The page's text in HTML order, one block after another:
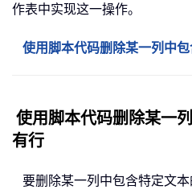
作表中实现这一操作。
使用脚本代码删除某一列中
使用脚本代码删除某一
有行
要删除某一列中包含特定文